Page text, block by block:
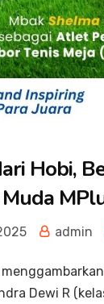
Hobi,
admin
Dewi R